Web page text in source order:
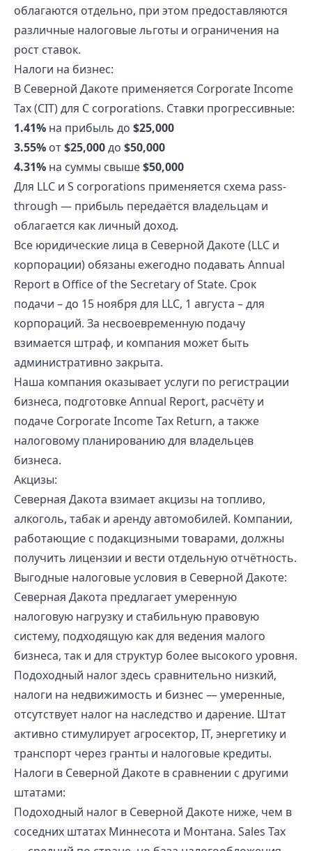
облагаются отдельно, при этом предоставляются
различные налоговые льготы и ограничения на
рост ставок.
Налоги на бизнес:
В Северной Дакоте применяется Corporate Income
Tax (CIT) для C corporations. Ставки прогрессивные:
1.41% на прибыль до$25,000
3.55% от$25,000до$50,000
4.31% на суммы свыше$50,000
Для LLC и S corporations применяется схема pass-
through — прибыль передаётся владельцам и
облагается как личный доход.
Все юридические лица в Северной Дакоте (LLC и
корпорации) обязаны ежегодно подавать Annual
Report в Office of the Secretary of State. Срок
подачи – до 15 ноября для LLC, 1 августа – для
корпораций. За несвоевременную подачу
взимается штраф, и компания может быть
административно закрыта.
Наша компания оказывает услуги по регистрации
бизнеса, подготовке Annual Report, расчёту и
подаче Corporate Income Tax Return, а также
налоговому планированию для владельцев
бизнеса.
Акцизы:
Северная Дакота взимает акцизы на топливо,
алкоголь, табак и аренду автомобилей. Компании,
работающие с подакцизными товарами, должны
получить лицензии и вести отдельную отчётность.
Выгодные налоговые условия в Северной Дакоте:
Северная Дакота предлагает умеренную
налоговую нагрузку и стабильную правовую
систему, подходящую как для ведения малого
бизнеса, так и для структур более высокого уровня.
Подоходный налог здесь сравнительно низкий,
налоги на недвижимость и бизнес — умеренные,
отсутствует налог на наследство и дарение. Штат
активно стимулирует агросектор, IT, энергетику и
транспорт через гранты и налоговые кредиты.
Налоги в Северной Дакоте в сравнении с другими
штатами:
Подоходный налог в Северной Дакоте ниже, чем в
соседних штатах Миннесота и Монтана. Sales Tax